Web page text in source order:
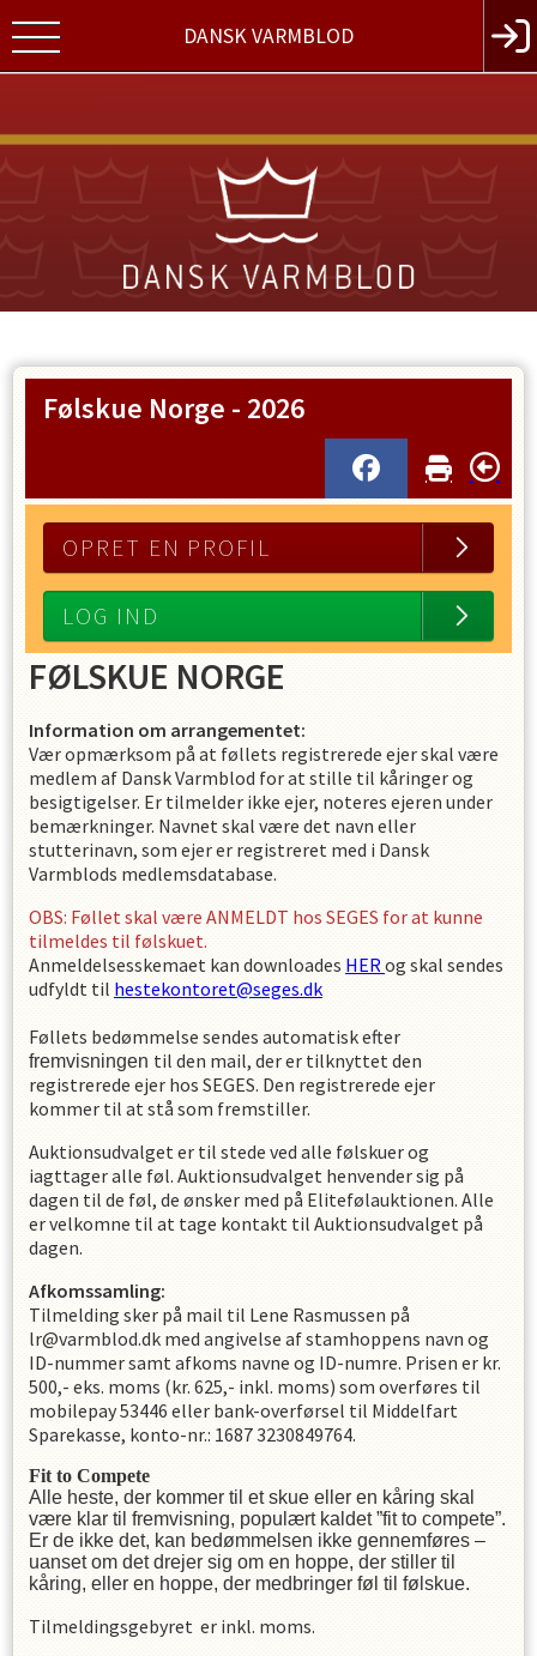
DANSK VARMBLOD
Følskue Norge - 2026
OPRET EN PROFIL
LOG IND
FØLSKUE NORGE
Information om arrangementet:
Vær opmærksom på at føllets registrerede ejer skal være
medlem af Dansk Varmblod for at stille til kåringer og
besigtigelser. Er tilmelder ikke ejer, noteres ejeren under
bemærkninger. Navnet skal være det navn eller
stutterinavn, som ejer er registreret med i Dansk
Varmblods medlemsdatabase.
OBS: Føllet skal være ANMELDT hos SEGES for at kunne
tilmeldes til følskuet.
Anmeldelsesskemaet kan downloades HERog skal sendes
udfyldt til hestekontoret@seges.dk
Føllets bedømmelse sendes automatisk efter
fremvisningen til den mail, der er tilknyttet den
registrerede ejer hos SEGES. Den registrerede ejer
kommer til at stå som fremstiller.
Auktionsudvalget er til stede ved alle følskuer og
iagttager alle føl. Auktionsudvalget henvender sig på
dagen til de føl, de ønsker med på Elitefølauktionen. Alle
er velkomne til at tage kontakt til Auktionsudvalget på
dagen.
Afkomssamling:
Tilmelding sker på mail til Lene Rasmussen på
lr@varmblod.dk med angivelse af stamhoppens navn og
ID-nummer samt afkoms navne og ID-numre. Prisen er kr.
500,- eks. moms (kr. 625,- inkl. moms) som overføres til
mobilepay 53446 eller bank-overførsel til Middelfart
Sparekasse, konto-nr.: 1687 3230849764.
Fit to Compete
Alle heste, der kommer til et skue eller en kåring skal
være klar til fremvisning, populært kaldet ”fit to compete”.
Er de ikke det, kan bedømmelsen ikke gennemføres –
uanset om det drejer sig om en hoppe, der stiller til
kåring, eller en hoppe, der medbringer føl til følskue.
Tilmeldingsgebyret er inkl. moms.